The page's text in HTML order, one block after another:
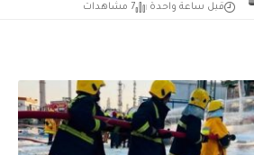
قبل ساعة واحدة 7 مشاهدات